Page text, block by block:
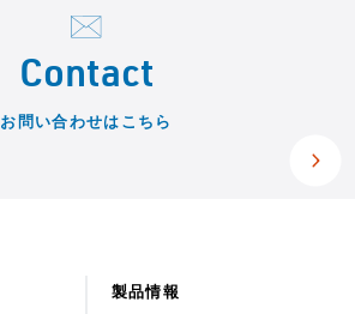
Contact
お問い合わせはこちら
製品情報